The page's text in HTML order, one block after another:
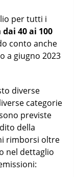
per tutti i
dai 40 ai 100
conto anche
a giugno 2023
diverse
categorie
previste
della
rimborsi oltre
nel dettaglio